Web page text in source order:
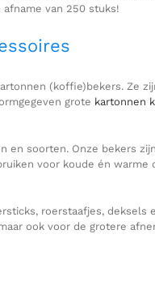
van 250 stuks!
(koffie)bekers. Ze
grote kartonnen
soorten. Onze bekers
voor koude én warme
roerstaafjes, deksels
ook voor de grotere